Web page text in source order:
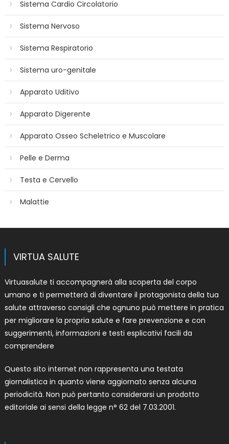
Sistema Cardio Circolatorio
Sistema Nervoso
Sistema Respiratorio
Sistema uro-genitale
Apparato Uditivo
Apparato Digerente
Apparato Osseo Scheletrico e Muscolare
Pelle e Derma
Testa e Cervello
Malattie
VIRTUA SALUTE
Virtuasalute ti accompagnerà alla scoperta del corpo
umano e ti permetterà di diventare il protagonista della tua
salute attraverso consigli che ognuno può mettere in pratica
per migliorare la propria salute e fare prevenzione e con
suggerimenti, informazioni e testi esplicativi facili da
comprendere
Questo sito internet non rappresenta una testata
giornalistica in quanto viene aggiornato senza alcuna
periodicità. Non può pertanto considerarsi un prodotto
editoriale ai sensi della legge n° 62 del 7.03.2001.